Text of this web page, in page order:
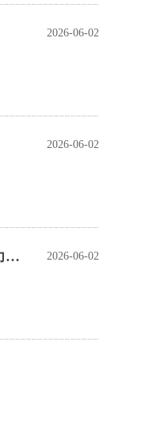
2026-06-02
2026-06-02
科技部、金融监管总局、工业和信息化部、国家知识产权局《关于加快推动科技保险高质量发展 有力支撑高水平科技自立自强的若干意见》 政策问答 2026-06-02